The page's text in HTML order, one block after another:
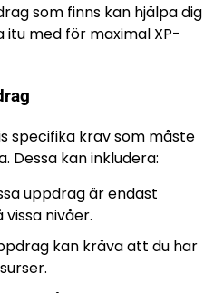
som finns kan hjälpa dig
med för maximal XP-
specifika krav som måste
Dessa kan inkludera:
uppdrag är endast
nivåer.
kan kräva att du har